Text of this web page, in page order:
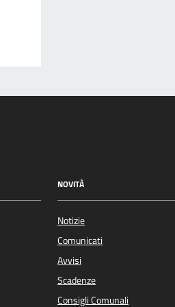
NOVITÀ
Notizie
Comunicati
Avvisi
Scadenze
Consigli Comunali